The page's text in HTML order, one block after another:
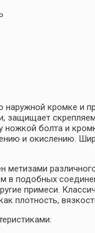
наружной кромке и
защищает
болта и
и окислению.
метизами
подобных
примеси.
плотность,